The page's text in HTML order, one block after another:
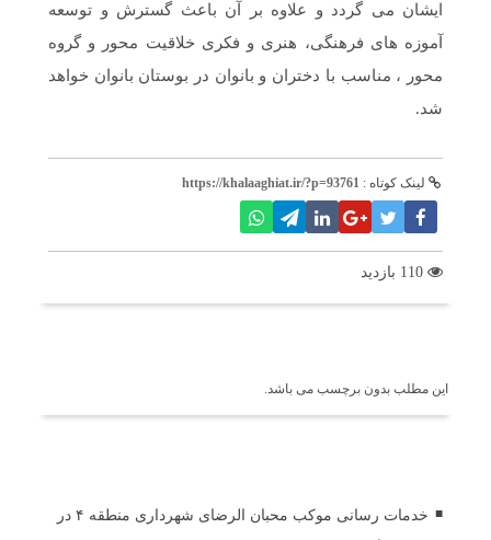
ایشان می گردد و علاوه بر آن باعث گسترش و توسعه
آموزه های فرهنگی، هنری و فکری خلاقیت محور و گروه
محور ، مناسب با دختران و بانوان در بوستان بانوان خواهد
شد.
لینک کوتاه : https://khalaaghiat.ir/?p=93761
این مطلب بدون برچسب می باشد.
خدمات رسانی موکب محبان الرضای شهرداری منطقه ۴ در